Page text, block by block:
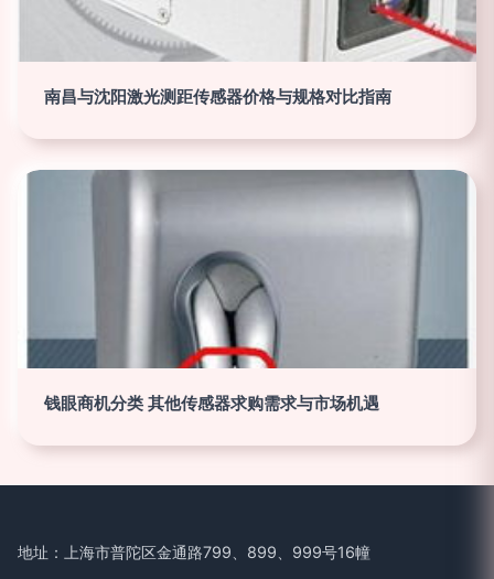
南昌与沈阳激光测距传感器价格与规格对比指南
钱眼商机分类 其他传感器求购需求与市场机遇
地址：上海市普陀区金通路799、899、999号16幢